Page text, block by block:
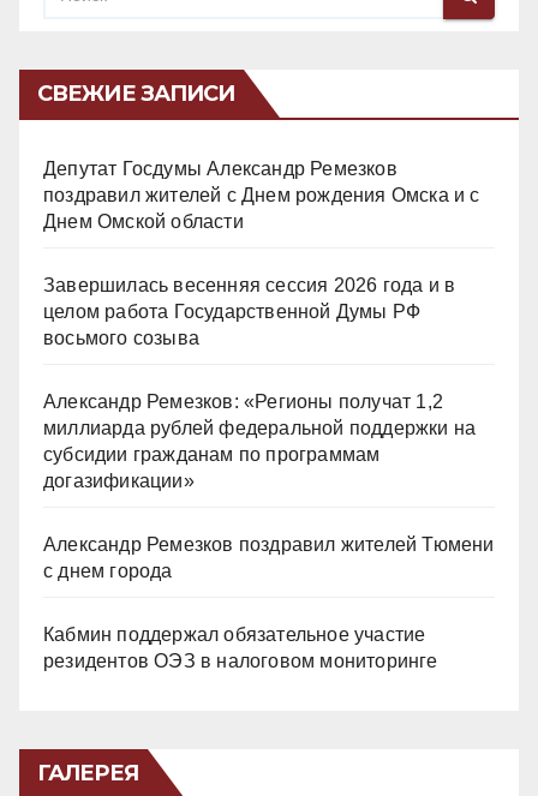
СВЕЖИЕ ЗАПИСИ
Депутат Госдумы Александр Ремезков
поздравил жителей с Днем рождения Омска и с
Днем Омской области
Завершилась весенняя сессия 2026 года и в
целом работа Государственной Думы РФ
восьмого созыва
Александр Ремезков: «Регионы получат 1,2
миллиарда рублей федеральной поддержки на
субсидии гражданам по программам
догазификации»
Александр Ремезков поздравил жителей Тюмени
с днем города
Кабмин поддержал обязательное участие
резидентов ОЭЗ в налоговом мониторинге
ГАЛЕРЕЯ